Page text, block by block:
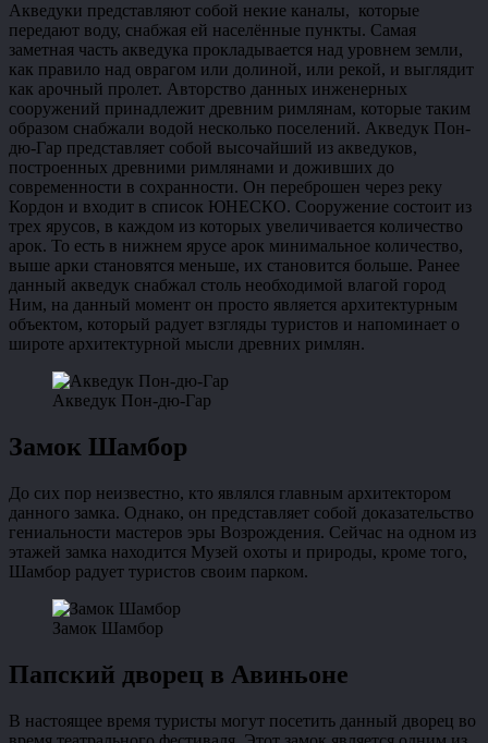
Акведуки представляют собой некие каналы, которые
передают воду, снабжая ей населённые пункты. Самая
заметная часть акведука прокладывается над уровнем земли,
как правило над оврагом или долиной, или рекой, и выглядит
как арочный пролет. Авторство данных инженерных
сооружений принадлежит древним римлянам, которые таким
образом снабжали водой несколько поселений. Акведук Пон-
дю-Гар представляет собой высочайший из акведуков,
построенных древними римлянами и доживших до
современности в сохранности. Он переброшен через реку
Кордон и входит в список ЮНЕСКО. Сооружение состоит из
трех ярусов, в каждом из которых увеличивается количество
арок. То есть в нижнем ярусе арок минимальное количество,
выше арки становятся меньше, их становится больше. Ранее
данный акведук снабжал столь необходимой влагой город
Ним, на данный момент он просто является архитектурным
объектом, который радует взгляды туристов и напоминает о
широте архитектурной мысли древних римлян.
Акведук Пон-дю-Гар
Замок Шамбор
До сих пор неизвестно, кто являлся главным архитектором
данного замка. Однако, он представляет собой доказательство
гениальности мастеров эры Возрождения. Сейчас на одном из
этажей замка находится Музей охоты и природы, кроме того,
Шамбор радует туристов своим парком.
Замок Шамбор
Папский дворец в Авиньоне
В настоящее время туристы могут посетить данный дворец во